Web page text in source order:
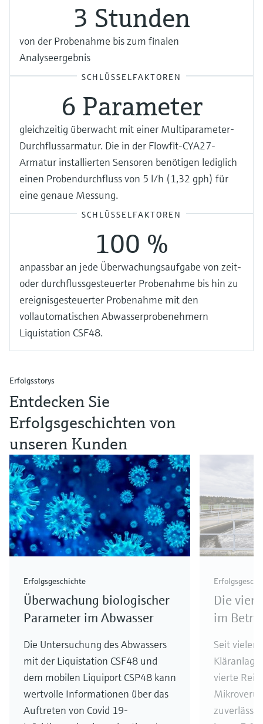
3 Stunden
von der Probenahme bis zum finalen
Analyseergebnis
SCHLÜSSELFAKTOREN
6 Parameter
gleichzeitig überwacht mit einer Multiparameter-
Durchflussarmatur. Die in der Flowfit-CYA27-
Armatur installierten Sensoren benötigen lediglich
einen Probendurchfluss von 5 l/h (1,32 gph) für
eine genaue Messung.
SCHLÜSSELFAKTOREN
100 %
anpassbar an jede Überwachungsaufgabe von zeit-
oder durchflussgesteuerter Probenahme bis hin zu
ereignisgesteuerter Probenahme mit den
vollautomatischen Abwasserprobenehmern
Liquistation CSF48.
Erfolgsstorys
Entdecken Sie
Erfolgsgeschichten von
unseren Kunden
Erfolgsgeschichte
Überwachung biologischer
Parameter im Abwasser
Die Untersuchung des Abwassers
mit der Liquistation CSF48 und
dem mobilen Liquiport CSP48 kann
wertvolle Informationen über das
Auftreten von Covid 19-
Die
im
Seit vielen
vierte